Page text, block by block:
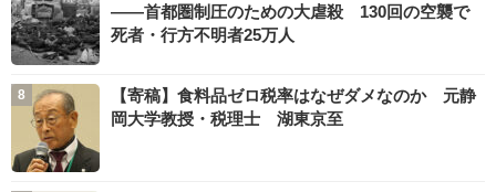
――首都圏制圧のための大虐殺 130回の空襲で
死者・行方不明者25万人
【寄稿】食料品ゼロ税率はなぜダメなのか 元静
岡大学教授・税理士 湖東京至